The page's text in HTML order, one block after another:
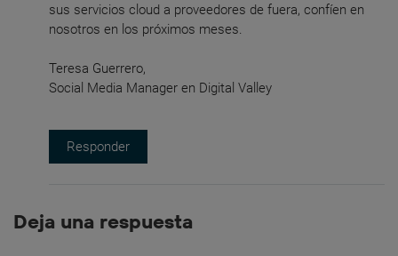
sus servicios cloud a proveedores de fuera, confíen en
nosotros en los próximos meses.
Teresa Guerrero,
Social Media Manager en Digital Valley
Responder
Deja una respuesta